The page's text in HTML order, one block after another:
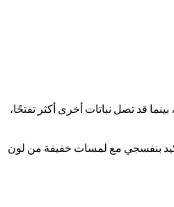
قد تصل نباتات أخرى أكثر تفتحًا،
أوركيد بنفسجي مع لمسات خفيفة من لون